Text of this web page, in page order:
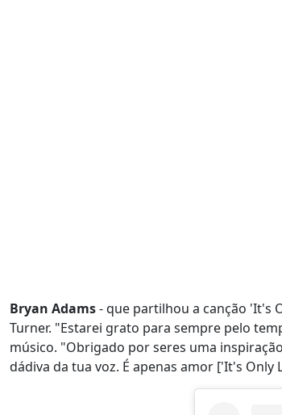
Bryan Adams- que partilhou a canção 'It's
Turner. "Estarei grato para sempre pelo
músico. "Obrigado por seres uma
dádiva da tua voz. É apenas amor ['It's Only